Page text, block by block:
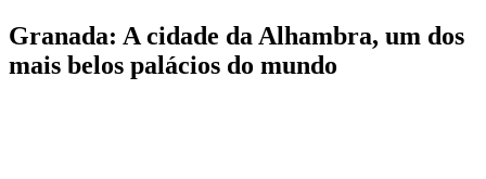
Granada: A cidade da Alhambra, um dos
mais belos palácios do mundo